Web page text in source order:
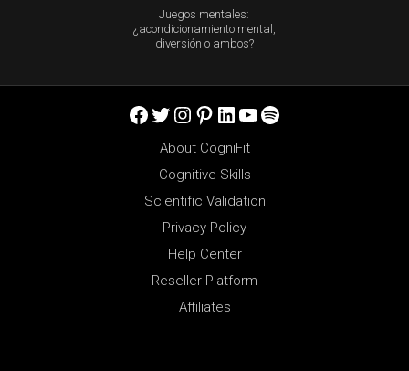
Juegos mentales:
¿acondicionamiento mental,
diversión o ambos?
Facebook
Twitter
Instagram
Pinterest
LinkedIn
YouTube
Spotify
About CogniFit
Cognitive Skills
Scientific Validation
Privacy Policy
Help Center
Reseller Platform
Affiliates